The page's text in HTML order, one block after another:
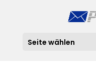
Seite wählen